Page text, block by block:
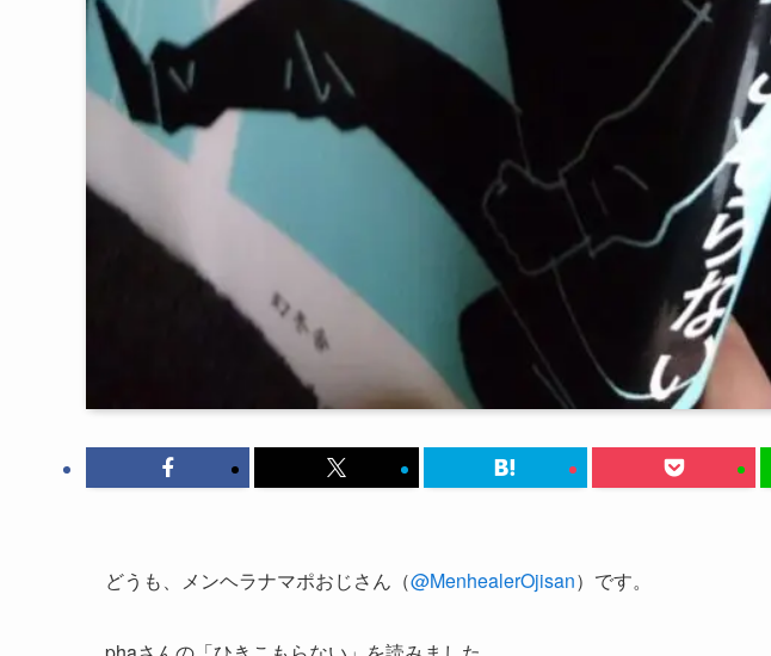
どうも、メンヘラナマポおじさん（@MenhealerOjisan）です。